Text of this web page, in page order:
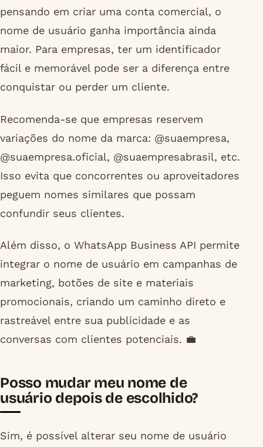
pensando em criar uma conta comercial, o
nome de usuário ganha importância ainda
maior. Para empresas, ter um identificador
fácil e memorável pode ser a diferença entre
conquistar ou perder um cliente.
Recomenda-se que empresas reservem
variações do nome da marca: @suaempresa,
@suaempresa.oficial, @suaempresabrasil, etc.
Isso evita que concorrentes ou aproveitadores
peguem nomes similares que possam
confundir seus clientes.
Além disso, o WhatsApp Business API permite
integrar o nome de usuário em campanhas de
marketing, botões de site e materiais
promocionais, criando um caminho direto e
rastreável entre sua publicidade e as
conversas com clientes potenciais. 💼
Posso mudar meu nome de
usuário depois de escolhido?
Sim, é possível alterar seu nome de usuário